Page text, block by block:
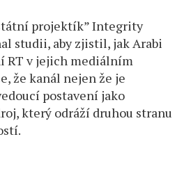
projektík” Integrity
studii, aby zjistil, jak Arabi
RT v jejich mediálním
že kanál nejen že je
postavení jako
který odráží druhou stranu